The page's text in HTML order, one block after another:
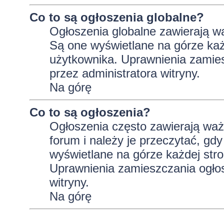
Co to są ogłoszenia globalne?
Ogłoszenia globalne zawierają
Są one wyświetlane na górze
użytkownika. Uprawnienia
przez administratora witryny.
Na górę
Co to są ogłoszenia?
Ogłoszenia często zawierają
forum i należy je przeczytać,
wyświetlane na górze każdej
Uprawnienia zamieszczania
witryny.
Na górę